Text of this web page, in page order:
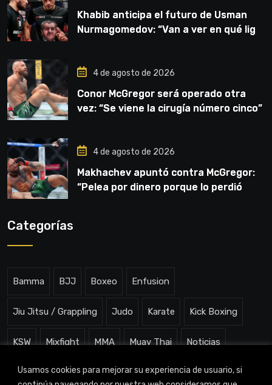
Usamos cookies para mejorar su experiencia de usuario, si
Khabib anticipa el futuro de Usman
Nurmagomedov: “Van a ver en qué liga
4 de agosto de 2026
Conor McGregor será operado otra
vez: “Se viene la cirugía número cinco”
4 de agosto de 2026
Makhachev apuntó contra McGregor:
“Pelea por dinero porque lo perdió
Categorías
Bamma BJJ Boxeo Enfusion
Jiu Jitsu / Grappling Judo Karate Kick Boxing
KSW Mixfight MMA Muay Thai Noticias
One ChampionShip Slam Arena Uncategorized